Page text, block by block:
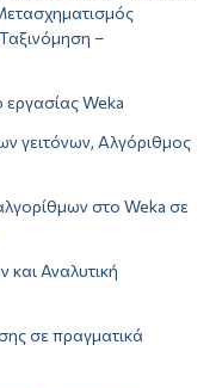
–
Weka
γειτόνων, Αλγόριθμος
στο Weka σε
Αναλυτική
σε πραγματικά